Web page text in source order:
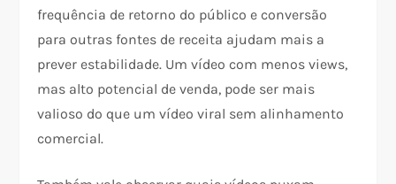
frequência de retorno do público e conversão
para outras fontes de receita ajudam mais a
prever estabilidade. Um vídeo com menos views,
mas alto potencial de venda, pode ser mais
valioso do que um vídeo viral sem alinhamento
comercial.​​